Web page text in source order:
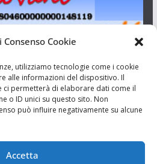
Consenso Cookie
utilizziamo tecnologie come i cookie
alle informazioni del dispositivo. Il
ci permetterà di elaborare dati come il
o ID unici su questo sito. Non
può influire negativamente su alcune
Accetta
n.23/2011 del 20/09/2011 Dir.
Giovani